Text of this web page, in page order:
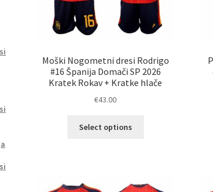
Moški Nogometni dresi Rodrigo
#16 Španija Domači SP 2026
Kratek Rokav + Kratke hlače
€43.00
Select options
Možnosti